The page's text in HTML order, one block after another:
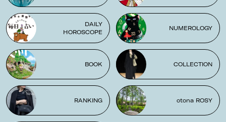
DAILY
HOROSCOPE
NUMEROLOGY
BOOK COLLECTION
RANKING otona ROSY